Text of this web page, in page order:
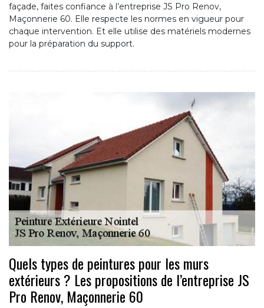
façade, faites confiance à l’entreprise JS Pro Renov,
Maçonnerie 60. Elle respecte les normes en vigueur pour
chaque intervention. Et elle utilise des matériels modernes
pour la préparation du support.
Quels types de peintures pour les murs
extérieurs ? Les propositions de l’entreprise JS
Pro Renov, Maçonnerie 60